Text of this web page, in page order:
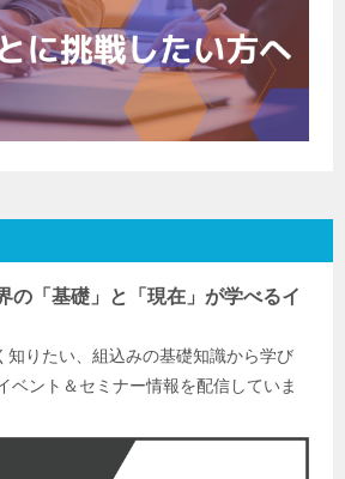
の「基礎」と「現在」が学べるイ
知りたい、組込みの基礎知識から学び
ベント＆セミナー情報を配信していま